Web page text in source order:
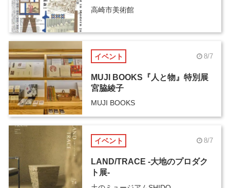
高崎市美術館
イベント 8/7
MUJI BOOKS『人と物』特別展
宮脇綾子
MUJI BOOKS
イベント 8/7
LAND/TRACE -大地のプロダク
ト展-